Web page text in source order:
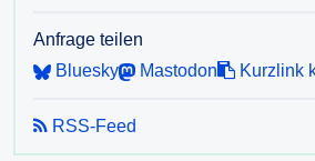
3. War die Hochwassergefährdung
Standorte ein
4. Mit welchen Mehrkosten aufgrund
Anfrage teilen
Bluesky
Mastodon Kurzlink
RSS-Feed